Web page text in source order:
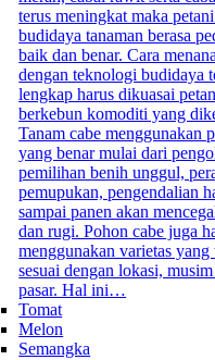
terus meningkat maka
budidaya tanaman berasa
baik dan benar. Cara
dengan teknologi budidaya
lengkap harus dikuasai
berkebun komoditi yang
Tanam cabe menggunakan
yang benar mulai dari
pemilihan benih unggul,
pemupukan, pengendalian
sampai panen akan
dan rugi. Pohon cabe juga
menggunakan varietas yang
sesuai dengan lokasi,
pasar. Hal ini…
Tomat
Melon
Semangka